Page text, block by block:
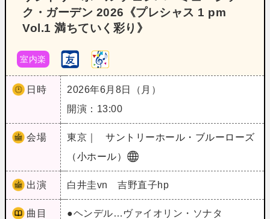
ク・ガーデン 2026《プレシャス 1 pm
Vol.1 満ちていく彩り》
室内楽
日時
2026年6月8日（月）
開演：13:00
会場 東京｜
サントリーホール・ブルーローズ
（小ホール）
出演 白井圭vn 吉野直子hp
曲目
●ヘンデル…ヴァイオリン・ソナタ